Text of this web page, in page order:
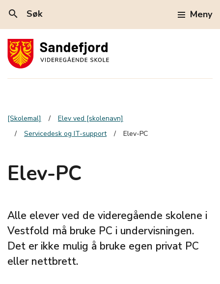
search Søk Meny
[Skolemal]
Elev ved [skolenavn]
Servicedesk og IT-support
Elev-PC
Elev-PC
Alle elever ved de videregående skolene i
Vestfold må bruke PC i undervisningen.
Det er ikke mulig å bruke egen privat PC
eller nettbrett.